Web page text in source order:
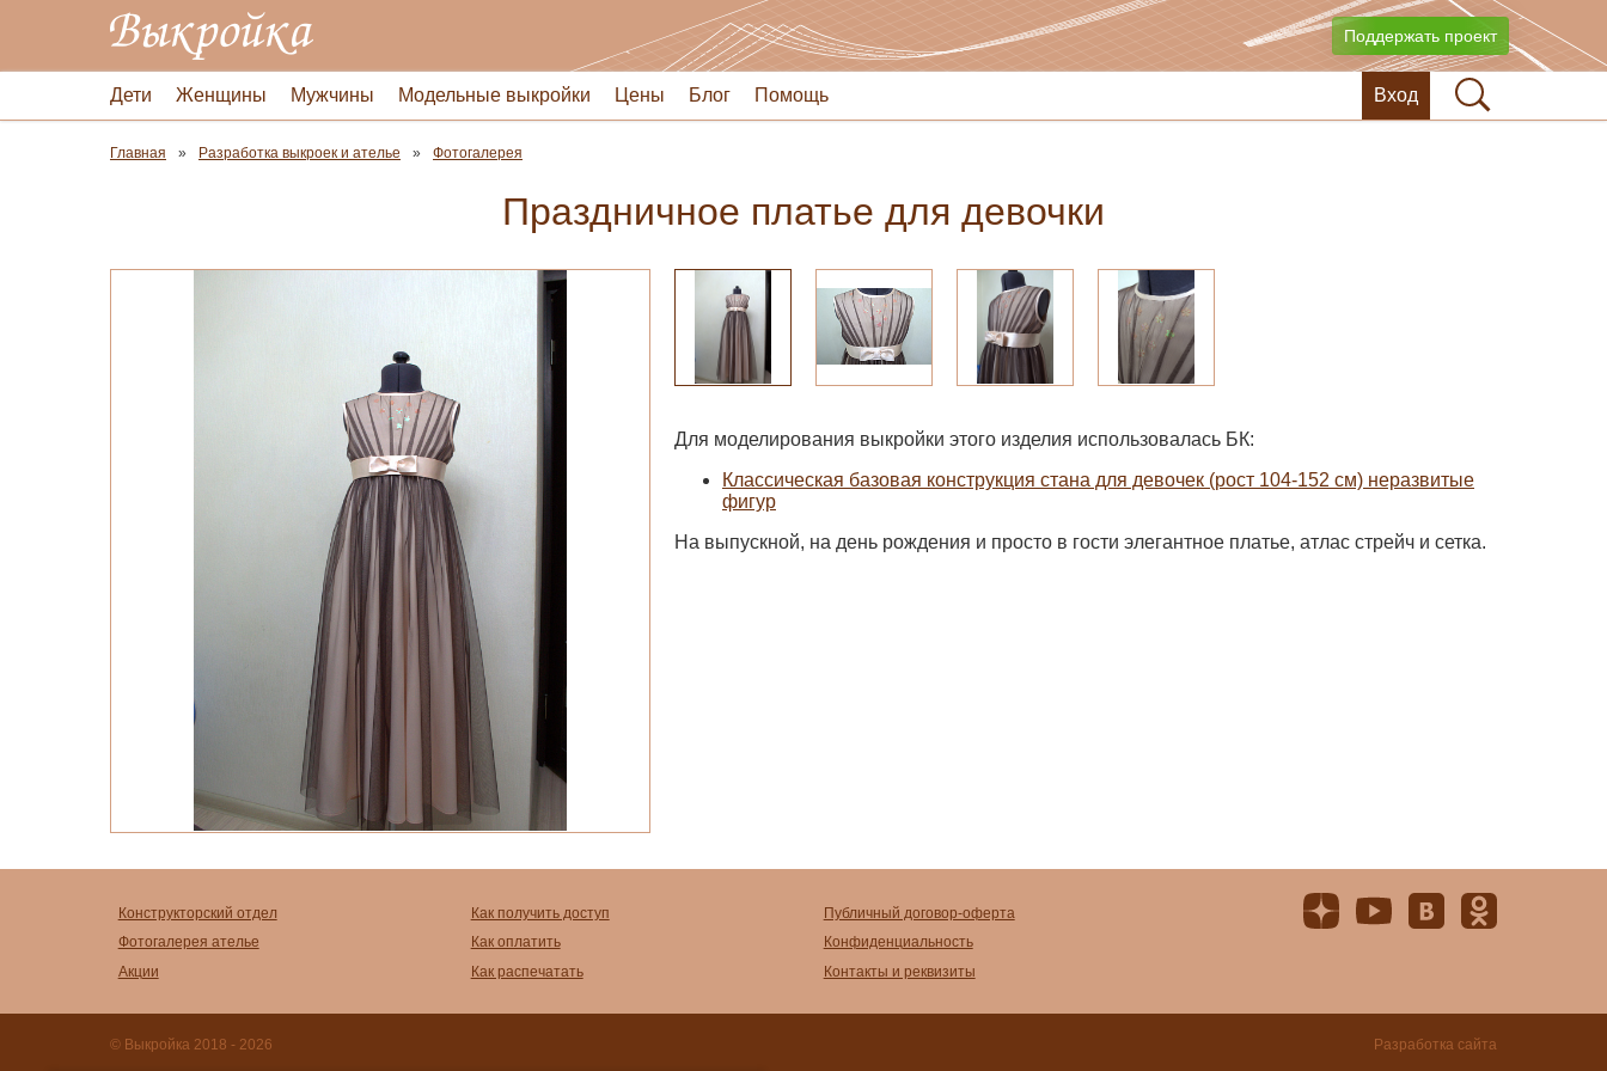
Поддержать проект
Дети Женщины Мужчины Модельные выкройки Цены Блог Помощь Вход
Главная Разработка выкроек и ателье Фотогалерея
Праздничное платье для девочки
Для моделирования выкройки этого изделия использовалась БК:
Классическая базовая конструкция стана для девочек (рост 104-152 см) неразвитые
фигур
На выпускной, на день рождения и просто в гости элегантное платье, атлас стрейч и сетка.
Конструкторский отдел
Фотогалерея ателье
Акции
Как получить доступ
Как оплатить
Как распечатать
Публичный договор-оферта
Конфиденциальность
Контакты и реквизиты
© Выкройка 2018 - 2026 Разработка сайта